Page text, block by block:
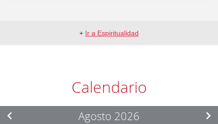
+ Ir a Espiritualidad
Calendario
Agosto 2026